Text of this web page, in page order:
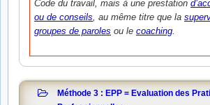
Code du travail, mais à une prestation
ou de conseils , au même titre que la
groupes de paroles ou le coaching
Méthode 3 : EPP = Evaluation des